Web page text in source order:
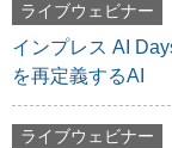
ライブウェビナー
インプレス AI
を再定義するAI
ライブウェビナー